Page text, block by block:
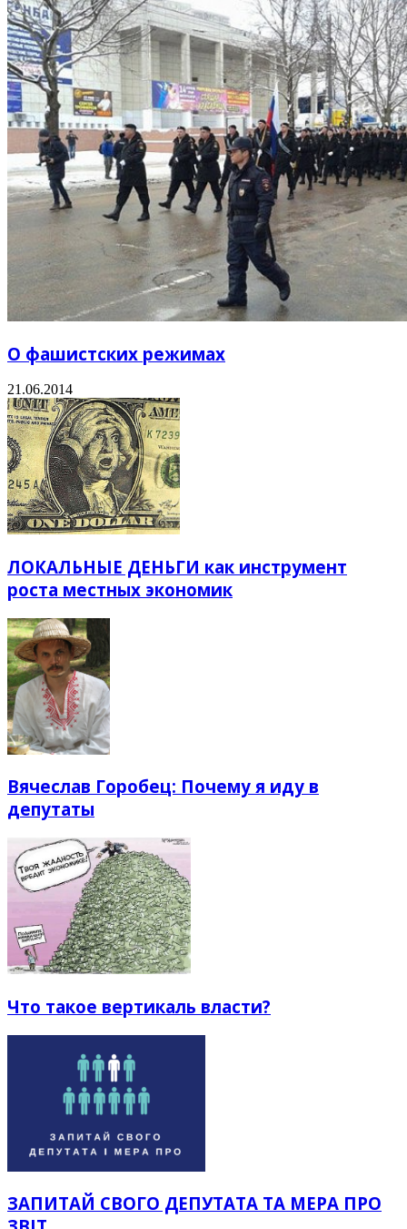
О фашистских режимах
21.06.2014
ЛОКАЛЬНЫЕ ДЕНЬГИ как инструмент
роста местных экономик
Вячеслав Горобец: Почему я иду в
депутаты
Что такое вертикаль власти?
ЗАПИТАЙ СВОГО ДЕПУТАТА ТА МЕРА ПРО